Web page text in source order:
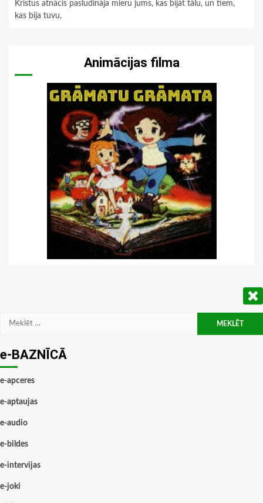
Kristus atnācis pasludināja mieru jums, kas bijāt tālu, un tiem,
kas bija tuvu,
Animācijas filma
Meklēt:
e-BAZNĪCĀ
e-apceres
e-aptaujas
e-audio
e-bildes
e-intervijas
e-joki